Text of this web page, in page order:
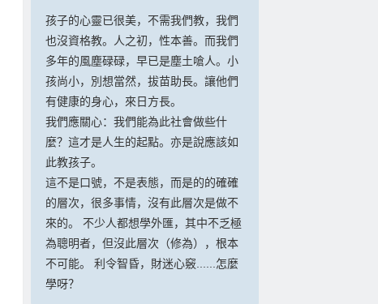
孩子的心靈已很美，不需我們教，我們
也沒資格教。人之初，性本善。而我們
多年的風塵碌碌，早已是塵土嗆人。小
孩尚小，別想當然，拔苗助長。讓他們
有健康的身心，來日方長。
我們應關心：我們能為此社會做些什
麼？這才是人生的起點。亦是說應該如
此教孩子。
這不是口號，不是表態，而是的的確確
的層次，很多事情，沒有此層次是做不
來的。 不少人都想學外匯，其中不乏極
為聰明者，但沒此層次（修為），根本
不可能。 利令智昏，財迷心竅......怎麼
學呀？